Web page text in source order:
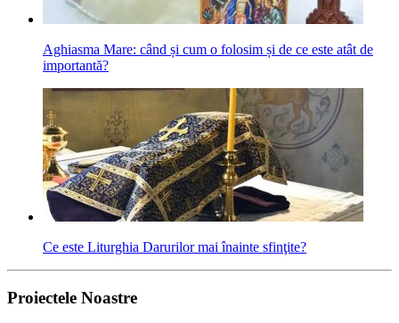
Aghiasma Mare: când și cum o folosim și de ce este atât de
importantă?
Ce este Liturghia Darurilor mai înainte sfinţite?
Proiectele Noastre